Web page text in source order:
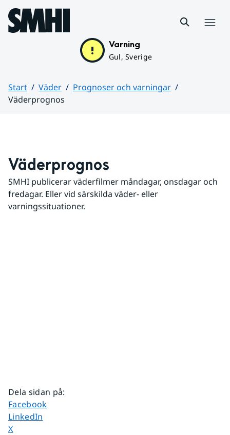
Hoppa till sidans innehåll
Varning
Gul, Sverige
Start Väder
Prognoser och varningar
Väderprognos
Väderprognos
SMHI publicerar väderfilmer måndagar, onsdagar och
fredagar. Eller vid särskilda väder- eller
varningssituationer.
Dela sidan på:
Dela sidan på
Facebook
Dela sidan på
LinkedIn
Dela sidan på
X